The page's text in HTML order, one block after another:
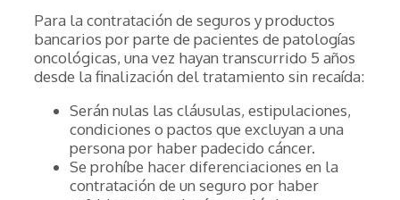
Para la contratación de seguros y productos
bancarios por parte de pacientes de patologías
oncológicas, una vez hayan transcurrido 5 años
desde la finalización del tratamiento sin recaída:
Serán nulas las cláusulas, estipulaciones,
condiciones o pactos que excluyan a una
persona por haber padecido cáncer.
Se prohíbe hacer diferenciaciones en la
contratación de un seguro por haber